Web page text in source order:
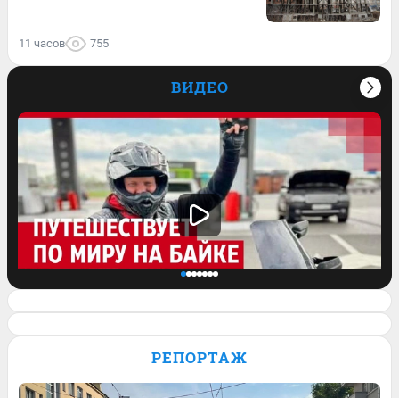
11 часов 755
ВИДЕО
Европе: как байкер путешествует по
РЕПОРТАЖ